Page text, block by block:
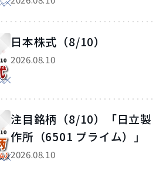
日本株式（8/10）
2026.08.10
注目銘柄（8/10）「日立製
作所（6501 プライム）」
2026.08.10